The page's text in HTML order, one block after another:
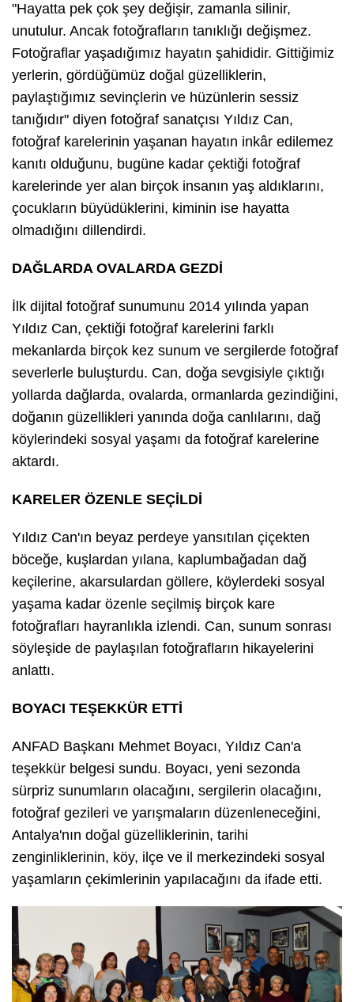
"Hayatta pek çok şey değişir, zamanla silinir,
unutulur. Ancak fotoğrafların tanıklığı değişmez.
Fotoğraflar yaşadığımız hayatın şahididir. Gittiğimiz
yerlerin, gördüğümüz doğal güzelliklerin,
paylaştığımız sevinçlerin ve hüzünlerin sessiz
tanığıdır" diyen fotoğraf sanatçısı Yıldız Can,
fotoğraf karelerinin yaşanan hayatın inkâr edilemez
kanıtı olduğunu, bugüne kadar çektiği fotoğraf
karelerinde yer alan birçok insanın yaş aldıklarını,
çocukların büyüdüklerini, kiminin ise hayatta
olmadığını dillendirdi.
DAĞLARDA OVALARDA GEZDİ
İlk dijital fotoğraf sunumunu 2014 yılında yapan
Yıldız Can, çektiği fotoğraf karelerini farklı
mekanlarda birçok kez sunum ve sergilerde fotoğraf
severlerle buluşturdu. Can, doğa sevgisiyle çıktığı
yollarda dağlarda, ovalarda, ormanlarda gezindiğini,
doğanın güzellikleri yanında doğa canlılarını, dağ
köylerindeki sosyal yaşamı da fotoğraf karelerine
aktardı.
KARELER ÖZENLE SEÇİLDİ
Yıldız Can'ın beyaz perdeye yansıtılan çiçekten
böceğe, kuşlardan yılana, kaplumbağadan dağ
keçilerine, akarsulardan göllere, köylerdeki sosyal
yaşama kadar özenle seçilmiş birçok kare
fotoğrafları hayranlıkla izlendi. Can, sunum sonrası
söyleşide de paylaşılan fotoğrafların hikayelerini
anlattı.
BOYACI TEŞEKKÜR ETTİ
ANFAD Başkanı Mehmet Boyacı, Yıldız Can'a
teşekkür belgesi sundu. Boyacı, yeni sezonda
sürpriz sunumların olacağını, sergilerin olacağını,
fotoğraf gezileri ve yarışmaların düzenleneceğini,
Antalya'nın doğal güzelliklerinin, tarihi
zenginliklerinin, köy, ilçe ve il merkezindeki sosyal
yaşamların çekimlerinin yapılacağını da ifade etti.